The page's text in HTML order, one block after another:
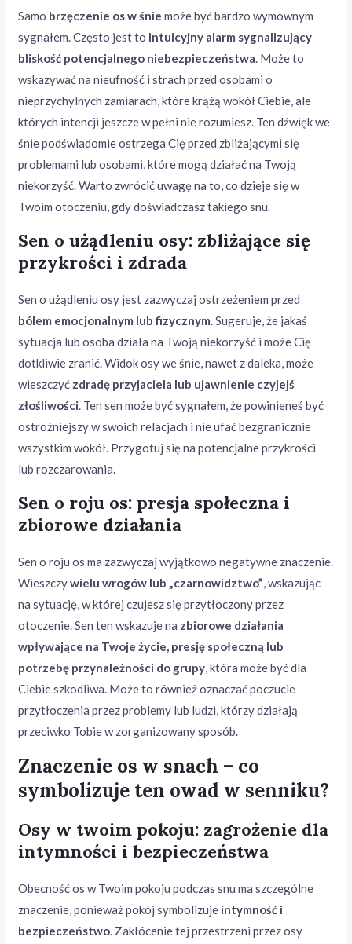
Samo brzęczenie os w śnie może być bardzo wymownym
sygnałem. Często jest to intuicyjny alarm sygnalizujący
bliskość potencjalnego niebezpieczeństwa. Może to
wskazywać na nieufność i strach przed osobami o
nieprzychylnych zamiarach, które krążą wokół Ciebie, ale
których intencji jeszcze w pełni nie rozumiesz. Ten dźwięk we
śnie podświadomie ostrzega Cię przed zbliżającymi się
problemami lub osobami, które mogą działać na Twoją
niekorzyść. Warto zwrócić uwagę na to, co dzieje się w
Twoim otoczeniu, gdy doświadczasz takiego snu.
Sen o użądleniu osy: zbliżające się
przykrości i zdrada
Sen o użądleniu osy jest zazwyczaj ostrzeżeniem przed
bólem emocjonalnym lub fizycznym. Sugeruje, że jakaś
sytuacja lub osoba działa na Twoją niekorzyść i może Cię
dotkliwie zranić. Widok osy we śnie, nawet z daleka, może
wieszczyć zdradę przyjaciela lub ujawnienie czyjejś
złośliwości. Ten sen może być sygnałem, że powinieneś być
ostrożniejszy w swoich relacjach i nie ufać bezgranicznie
wszystkim wokół. Przygotuj się na potencjalne przykrości
lub rozczarowania.
Sen o roju os: presja społeczna i
zbiorowe działania
Sen o roju os ma zazwyczaj wyjątkowo negatywne znaczenie.
Wieszczywielu wrogów lub „czarnowidztwo”, wskazując
na sytuację, w której czujesz się przytłoczony przez
otoczenie. Sen ten wskazuje na zbiorowe działania
wpływające na Twoje życie, presję społeczną lub
potrzebę przynależności do grupy, która może być dla
Ciebie szkodliwa. Może to również oznaczać poczucie
przytłoczenia przez problemy lub ludzi, którzy działają
przeciwko Tobie w zorganizowany sposób.
Znaczenie os w snach – co
symbolizuje ten owad w senniku?
Osy w twoim pokoju: zagrożenie dla
intymności i bezpieczeństwa
Obecność os w Twoim pokoju podczas snu ma szczególne
znaczenie, ponieważ pokój symbolizuje intymność i
bezpieczeństwo. Zakłócenie tej przestrzeni przez osy